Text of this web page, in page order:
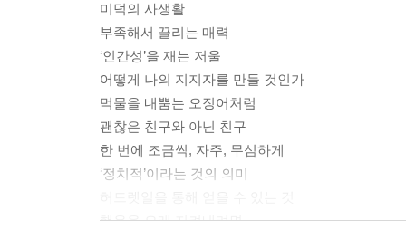
미덕의 사생활
부족해서 끌리는 매력
‘인간성’을 재는 저울
어떻게 나의 지지자를 만들 것인가
먹물을 내뿜는 오징어처럼
괜찮은 친구와 아닌 친구
한 번에 조금씩, 자주, 무심하게
‘정치적’이라는 것의 의미
행운을 오래 지켜내려면